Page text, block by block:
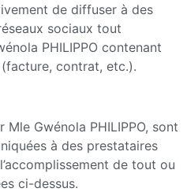
de diffuser à des
sociaux tout
PHILIPPO contenant
contrat, etc.).
Gwénola PHILIPPO, sont
à des prestataires
de tout ou
ci-dessus.